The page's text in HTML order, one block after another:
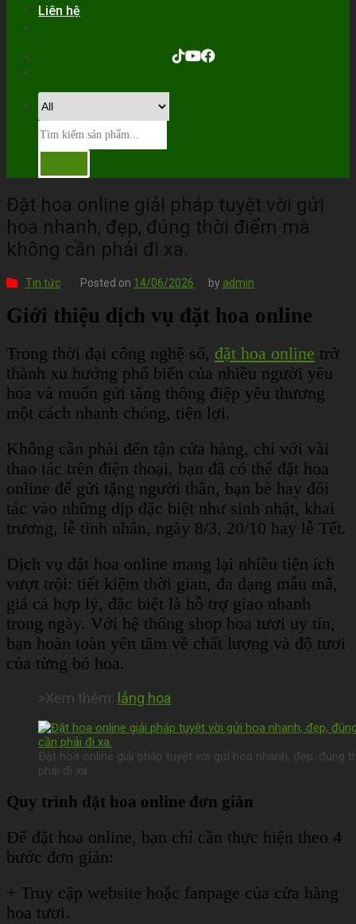
Liên hệ
Đặt hoa online giải pháp tuyệt vời gửi
hoa nhanh, đẹp, đúng thời điểm mà
không cần phải đi xa.
Tin tức Posted on 14/06/2026 by admin
Giới thiệu dịch vụ đặt hoa online
Trong thời đại công nghệ số, đặt hoa online trở
thành xu hướng phổ biến của nhiều người yêu
hoa và muốn gửi tặng thông điệp yêu thương
một cách nhanh chóng, tiện lợi.
Không cần phải đến tận cửa hàng, chỉ với vài
thao tác trên điện thoại, bạn đã có thể đặt hoa
online để gửi tặng người thân, bạn bè hay đối
tác vào những dịp đặc biệt như sinh nhật, khai
trương, lễ tình nhân, ngày 8/3, 20/10 hay lễ Tết.
Dịch vụ đặt hoa online mang lại nhiều tiện ích
vượt trội: tiết kiệm thời gian, đa dạng mẫu mã,
giá cả hợp lý, đặc biệt là hỗ trợ giao nhanh
trong ngày. Với hệ thống shop hoa tươi uy tín,
bạn hoàn toàn yên tâm về chất lượng và độ tươi
của từng bó hoa.
>Xem thêm: lẳng hoa
Đặt hoa online giải pháp tuyệt vời gửi hoa nhanh, đẹp, đúng
phải đi xa.
Quy trình đặt hoa online đơn giản
Để đặt hoa online, bạn chỉ cần thực hiện theo 4
bước đơn giản:
+ Truy cập website hoặc fanpage của cửa hàng
hoa tươi.